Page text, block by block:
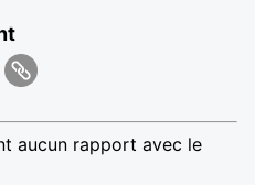
aucun rapport avec le